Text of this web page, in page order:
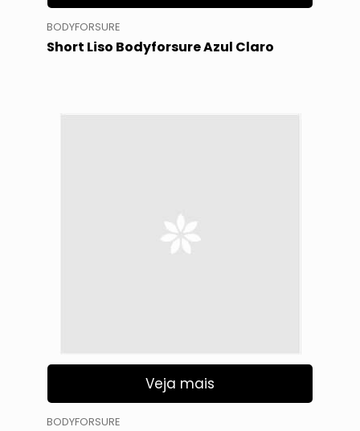
BODYFORSURE
Short Liso Bodyforsure Azul Claro
Veja mais
BODYFORSURE